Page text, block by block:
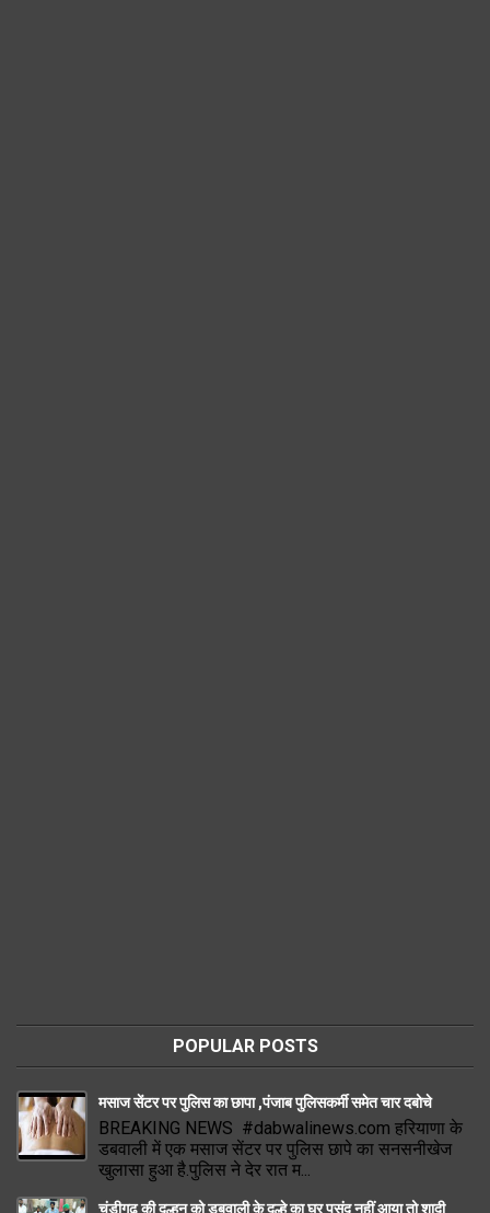
POPULAR POSTS
मसाज सेंटर पर पुलिस का छापा ,पंजाब पुलिसकर्मी समेत चार दबोचे
BREAKING NEWS #dabwalinews.com हरियाणा के
डबवाली में एक मसाज सेंटर पर पुलिस छापे का सनसनीखेज
खुलासा हुआ है.पुलिस ने देर रात म...
चंडीगढ़ की दुल्हन को डबवाली के दुल्हे का घर पसंद नहीं आया तो शादी